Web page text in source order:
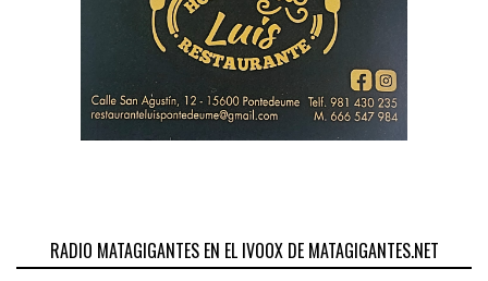
RADIO MATAGIGANTES EN EL IVOOX DE MATAGIGANTES.NET